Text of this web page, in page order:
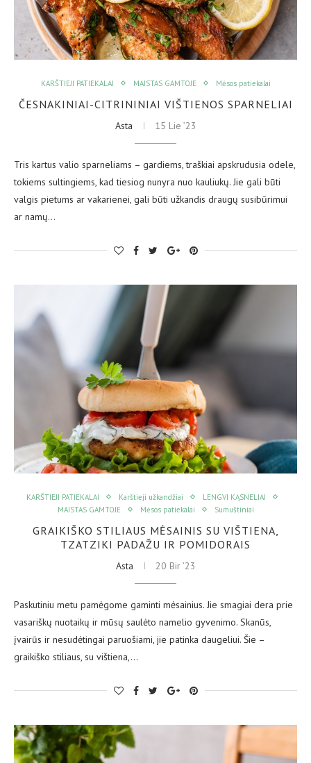
KARŠTIEJI PATIEKALAI MAISTAS GAMTOJE Mėsos patiekalai
ČESNAKINIAI-CITRININIAI VIŠTIENOS SPARNELIAI
Asta 15 Lie ’23
Tris kartus valio sparneliams – gardiems, traškiai apskrudusia odele,
tokiems sultingiems, kad tiesiog nunyra nuo kauliukų. Jie gali būti
valgis pietums ar vakarienei, gali būti užkandis draugų susibūrimui
ar namų…
KARŠTIEJI PATIEKALAI Karštieji užkandžiai
LENGVI KĄSNELIAI
MAISTAS GAMTOJE
Mėsos patiekalai Sumuštiniai
GRAIKIŠKO STILIAUS MĖSAINIS SU VIŠTIENA,
TZATZIKI PADAŽU IR POMIDORAIS
Asta 20 Bir ’23
Paskutiniu metu pamėgome gaminti mėsainius. Jie smagiai dera prie
vasariškų nuotaikų ir mūsų saulėto namelio gyvenimo. Skanūs,
įvairūs ir nesudėtingai paruošiami, jie patinka daugeliui. Šie –
graikiško stiliaus, su vištiena,…